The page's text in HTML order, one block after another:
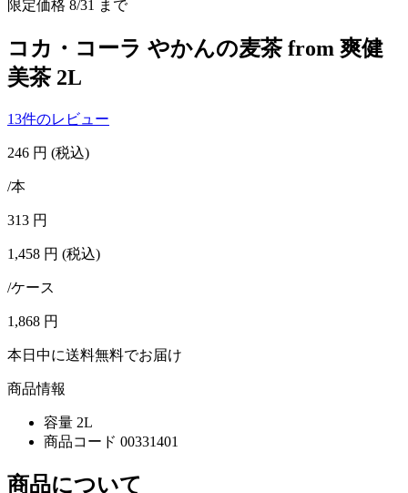
限定価格 8/31 まで
コカ・コーラ やかんの麦茶 from 爽健
美茶 2L
13件のレビュー
246 円 (税込)
/本
313 円
1,458 円 (税込)
/ケース
1,868 円
本日中に送料無料でお届け
商品情報
容量 2L
商品コード 00331401
商品について